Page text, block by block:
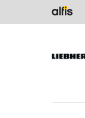
Paste this code as